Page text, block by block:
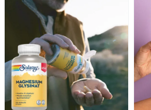
Nå: 260 kr Før: 325 kr